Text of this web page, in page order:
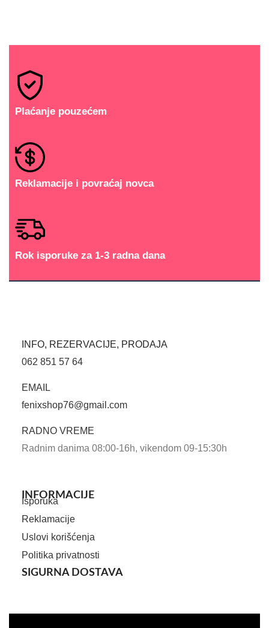
Plaćanje pouzećem
Reklamacije i povraćaj novca
Rok isporuke za 1-3 radna dana
INFO, REZERVACIJE, PRODAJA
062 851 57 64
EMAIL
fenixshop76@gmail.com
RADNO VREME
Radnim danima 08:00-16h, vikendom 09-15:30h
INFORMACIJE
Isporuka
Reklamacije
Uslovi korišćenja
Politika privatnosti
SIGURNA DOSTAVA